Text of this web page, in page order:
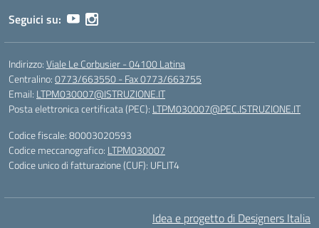
Seguici su:
Indirizzo:Viale Le Corbusier - 04100 Latina
Centralino:0773/663550 - Fax 0773/663755
Email: LTPM030007@ISTRUZIONE.IT
Posta elettronica certificata (PEC): LTPM030007@PEC.ISTRUZIONE.IT
Codice fiscale: 80003020593
Codice meccanografico: LTPM030007
Codice unico di fatturazione (CUF): UFLIT4
Idea e progetto di Designers Italia